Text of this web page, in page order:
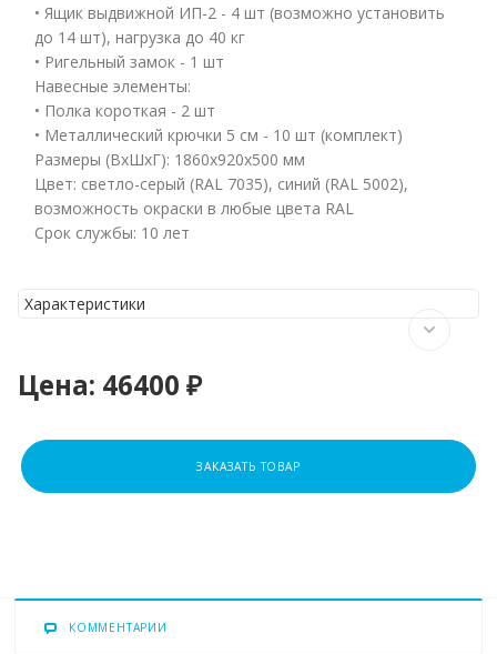
• Ящик выдвижной ИП-2 - 4 шт (возможно установить
до 14 шт), нагрузка до 40 кг
• Ригельный замок - 1 шт
Навеcные элементы:
• Полка короткая - 2 шт
• Металлический крючки 5 см - 10 шт (комплект)
Размеры (ВхШхГ): 1860x920x500 мм
Цвет: светло-серый (RAL 7035), синий (RAL 5002),
возможность окраски в любые цвета RAL
Cрок службы: 10 лет
Характеристики
Цена: 46400 ₽
ЗАКАЗАТЬ ТОВАР
КОММЕНТАРИИ